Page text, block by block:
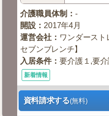
介護職員体制 ：-
開設 ：2017年4月
運営会社 ： ワンダース
セブンブレンチ】
入居条件：要介護１,要
新着情報
資料請求する(無料)